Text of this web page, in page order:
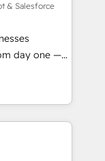
in
& Salesforce
day one —
we
modern